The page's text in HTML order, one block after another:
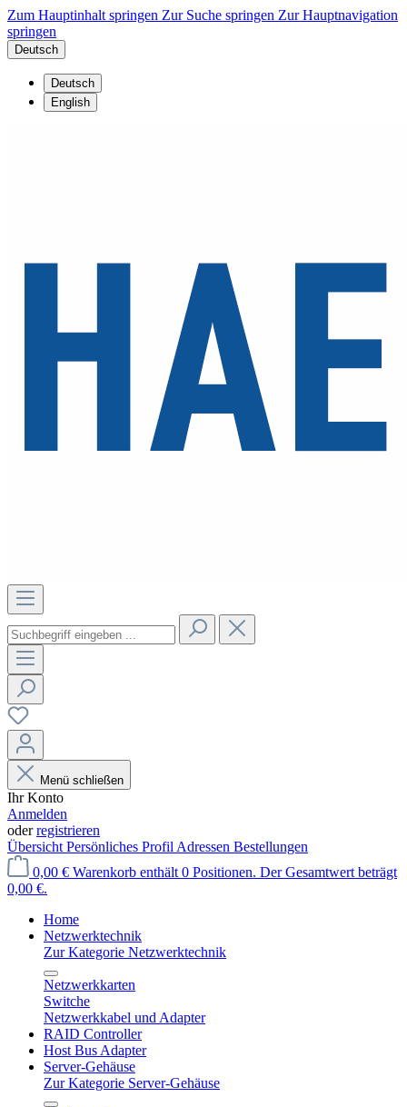
Zum Hauptinhalt springen Zur Suche springen Zur Hauptnavigation
springen
Deutsch
Deutsch
English
Menü schließen
Ihr Konto
Anmelden
oderregistrieren
Übersicht Persönliches Profil Adressen Bestellungen
0,00 € Warenkorb enthält 0 Positionen. Der Gesamtwert beträgt
0,00 €.
Home
Netzwerktechnik
Zur Kategorie Netzwerktechnik
Netzwerkkarten
Switche
Netzwerkkabel und Adapter
RAID Controller
Host Bus Adapter
Server-Gehäuse
Zur Kategorie Server-Gehäuse